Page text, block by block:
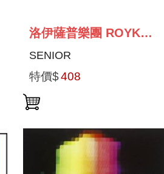
洛伊薩普樂團 ROYKSOPP
SENIOR
特價$408